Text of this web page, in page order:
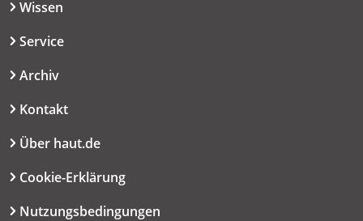
Wissen
Service
Archiv
Kontakt
Über haut.de
Cookie-Erklärung
Nutzungsbedingungen